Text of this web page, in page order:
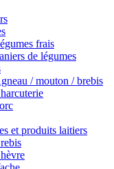
frais
de légumes
/ mouton / brebis
et produits laitiers